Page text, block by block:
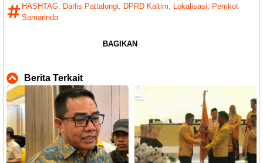
HASHTAG: Darlis Pattalongi DPRD Kaltim Lokalisasi
Pemkot
Samarinda
BAGIKAN
Berita Terkait